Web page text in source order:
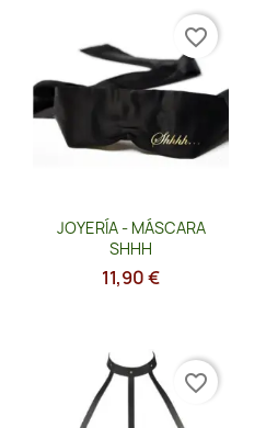
Vista rápida
JOYERÍA - MÁSCARA
SHHH
11,90 €
favorite_border
favorite_border